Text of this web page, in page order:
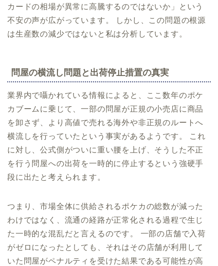
カードの相場が異常に高騰するのではないか」という
不安の声が広がっています。 しかし、この問題の根源
は生産数の減少ではないと私は分析しています。
問屋の横流し問題と出荷停止措置の真実
業界内で囁かれている情報によると、ここ数年のポケ
カブームに乗じて、一部の問屋が正規の小売店に商品
を卸さず、より高値で売れる海外や非正規のルートへ
横流しを行っていたという事実があるようです。 これ
に対し、公式側がついに重い腰を上げ、そうした不正
を行う問屋への出荷を一時的に停止するという強硬手
段に出たと考えられます。
つまり、市場全体に供給されるポケカの総数が減った
わけではなく、流通の経路が正常化される過程で生じ
た一時的な混乱だと言えるのです。 一部の店舗で入荷
がゼロになったとしても、それはその店舗が利用して
いた問屋がペナルティを受けた結果である可能性が高